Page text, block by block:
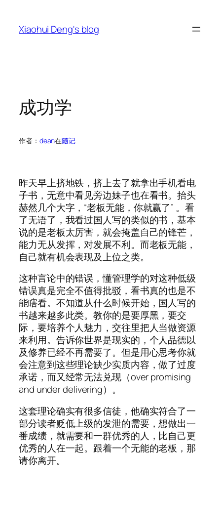
Xiaohui Deng's blog
成功学
作者： dean在随记
昨天早上挤地铁，挤上去了就拿出手机看电
子书，无意中看见旁边妹子也在看书。抬头
赫然几个大字，“老板无能，你就赢了” 。看
了无语了，我看过国人写的类似的书，基本
说的是老板太厉害，就会掩盖自己的锋芒，
能力无从发挥，对发展不利。而老板无能，
自己就有机会表现及上位之类。
这种言论中的错误，懂管理学的对这种低级
错误真是完全不值得批驳，看书真的也是不
能瞎看。不知道从什么时候开始，国人写的
书越来越多此类。教你的是要厚黑，要交
际，要培养个人魅力，交往里把人当做资源
来利用。告诉你世界是现实的，个人品德以
及修养已经不再需要了。但是用心思考你就
会注意到这些理论缺少实质内容，做了过度
承诺，而又经常无法兑现（over promising
and under delivering）。
这套理论确实有很多信徒，他确实符合了一
部分读者贬低上级的发泄的需要，想做出一
番成绩，就需要和一群优秀的人，比自己更
优秀的人在一起。跟着一个无能的老板，那
请你离开。